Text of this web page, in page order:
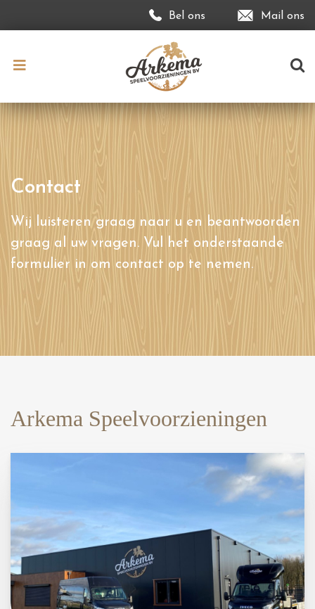
Bel ons Mail ons
Contact
Wij luisteren graag naar u en beantwoorden
graag al uw vragen. Vul het onderstaande
formulier in om contact op te nemen.
Arkema Speelvoorzieningen